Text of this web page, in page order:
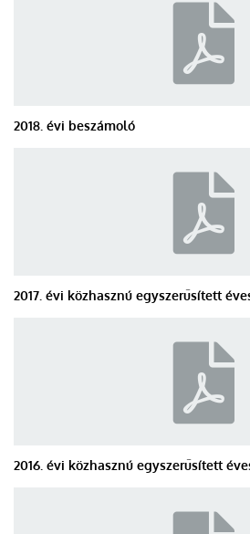
2018. évi beszámoló
2017. évi közhasznú egyszerűsített
2016. évi közhasznú egyszerűsített